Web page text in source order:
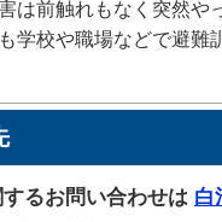
は前触れもなく突然や
学校や職場などで避難
るお問い合わせは 白